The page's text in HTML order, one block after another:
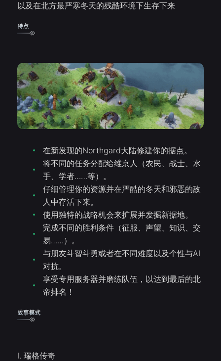
以及在北方最严寒冬天的残酷环境下生存下来
在新发现的Northgard大陆修建你的据点。
将不同的任务分配给维京人（农民、战士、水
手、学者……等）。
仔细管理你的资源并在严酷的冬天和邪恶的敌
人中存活下来。
使用独特的战略机会来扩展并发掘新据地。
完成不同的胜利条件（征服、声望、知识、交
易……）。
与朋友斗智斗勇或者在不同难度以及个性与AI
对抗。
享受专用服务器并磨练队伍，以达到最后的北
帝排名！
I. 瑞格传奇